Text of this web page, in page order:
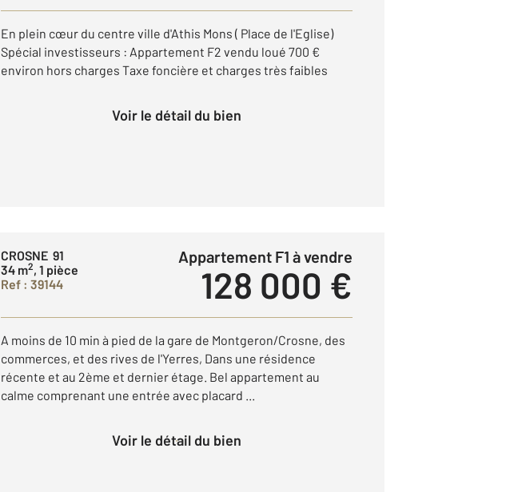
En plein cœur du centre ville d'Athis Mons ( Place de l'Eglise)
Spécial investisseurs : Appartement F2 vendu loué 700 €
environ hors charges Taxe foncière et charges très faibles
Voir le détail du bien
CROSNE 91
34 m2, 1 pièce
Ref : 39144
Appartement F1 à vendre
128 000 €
A moins de 10 min à pied de la gare de Montgeron/Crosne, des
commerces, et des rives de l'Yerres, Dans une résidence
récente et au 2ème et dernier étage. Bel appartement au
calme comprenant une entrée avec placard ...
Voir le détail du bien